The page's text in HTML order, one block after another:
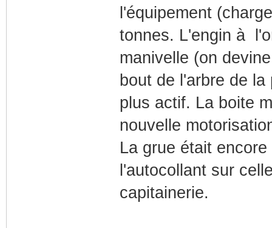
l'équipement
tonnes. L'engin à
manivelle (on
bout de l'arbre de
plus actif. La boite
nouvelle
La grue était
l'autocollant sur
capitainerie.